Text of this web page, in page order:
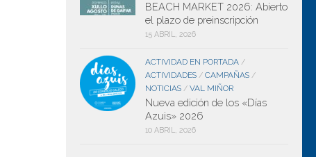
BEACH MARKET 2026: Abierto
el plazo de preinscripción
15 ABRIL, 2026
ACTIVIDAD EN PORTADA /
ACTIVIDADES / CAMPAÑAS /
NOTICIAS / VAL MIÑOR
Nueva edición de los «Días
Azuis» 2026
10 ABRIL, 2026